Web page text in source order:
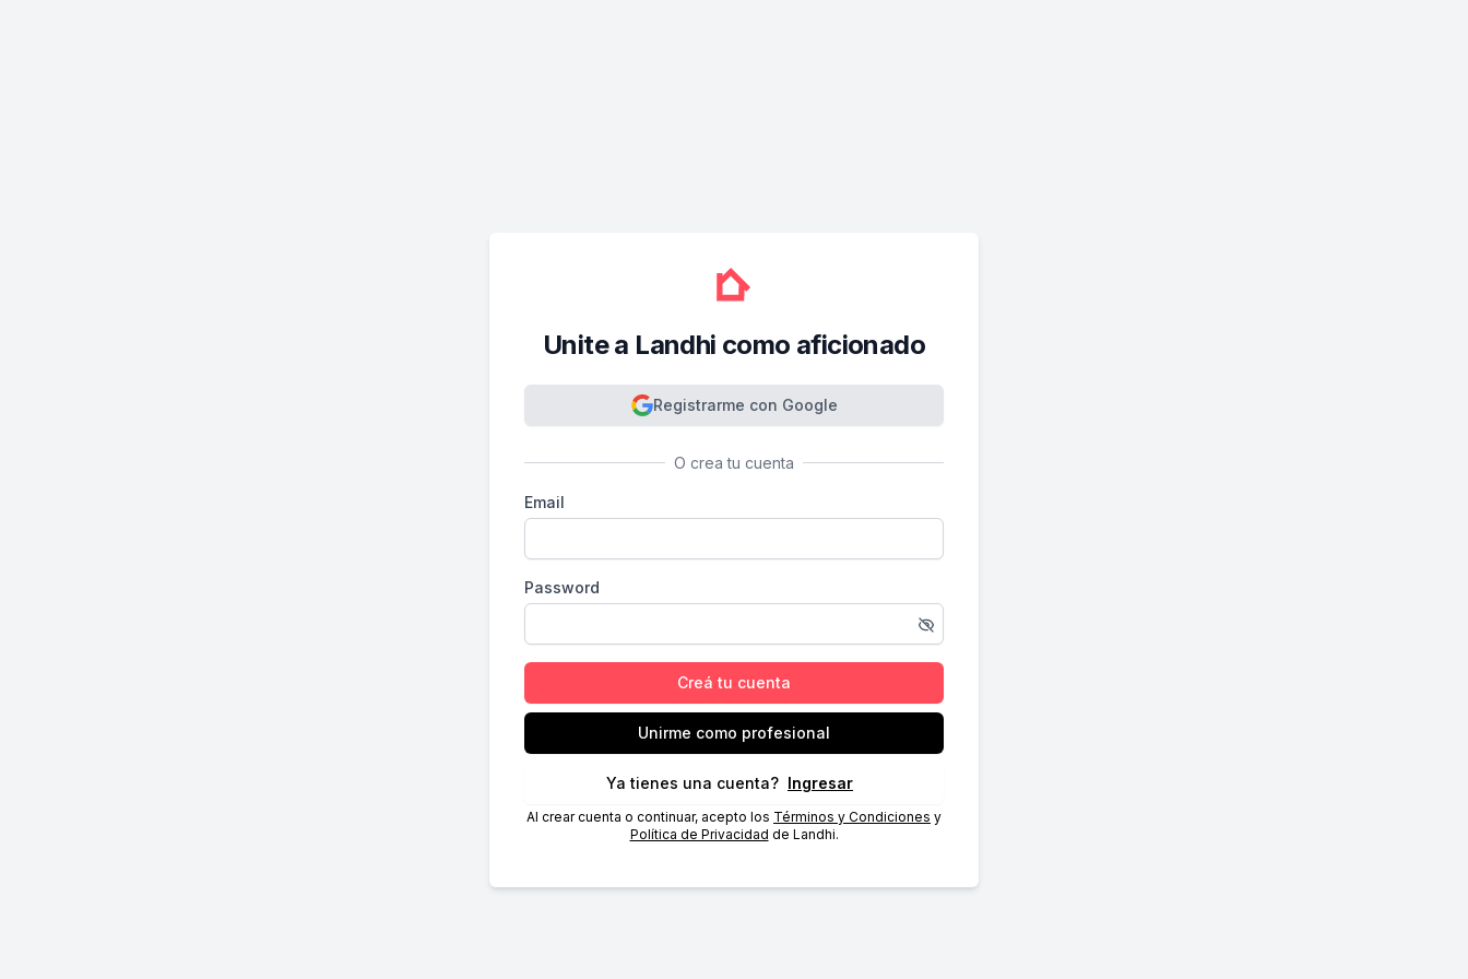
Unite a Landhi como aficionado
Registrarme con Google
O crea tu cuenta
Email
Password
Creá tu cuenta
Unirme como profesional
Ya tienes una cuenta? Ingresar
Al crear cuenta o continuar, acepto los Términos y Condiciones y
Política de Privacidad de Landhi.